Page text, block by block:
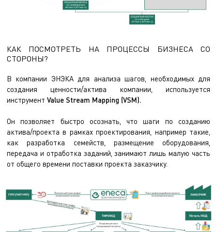
КАК ПОСМОТРЕТЬ НА ПРОЦЕССЫ БИЗНЕСА СО
СТОРОНЫ?
В компании ЭНЭКА для анализа шагов, необходимых для
создания ценности/актива компании, используется
инструмент Value Stream Mapping (VSM).
Он позволяет быстро осознать, что шаги по созданию
актива/проекта в рамках проектирования, например такие,
как разработка семейств, размещение оборудования,
передача и отработка заданий, занимают лишь малую часть
от общего времени поставки проекта заказчику.